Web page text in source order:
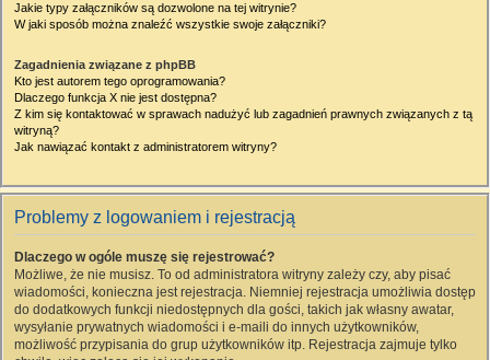
Jakie typy załączników są dozwolone na tej witrynie?
W jaki sposób można znaleźć wszystkie swoje załączniki?
Zagadnienia związane z phpBB
Kto jest autorem tego oprogramowania?
Dlaczego funkcja X nie jest dostępna?
Z kim się kontaktować w sprawach nadużyć lub zagadnień prawnych związanych z tą
witryną?
Jak nawiązać kontakt z administratorem witryny?
Problemy z logowaniem i rejestracją
Dlaczego w ogóle muszę się rejestrować?
Możliwe, że nie musisz. To od administratora witryny zależy czy, aby pisać
wiadomości, konieczna jest rejestracja. Niemniej rejestracja umożliwia dostęp
do dodatkowych funkcji niedostępnych dla gości, takich jak własny awatar,
wysyłanie prywatnych wiadomości i e-maili do innych użytkowników,
możliwość przypisania do grup użytkowników itp. Rejestracja zajmuje tylko